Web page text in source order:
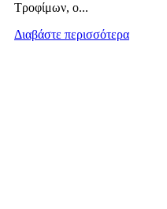
Τροφίμων, ο...
Διαβάστε περισσότερα